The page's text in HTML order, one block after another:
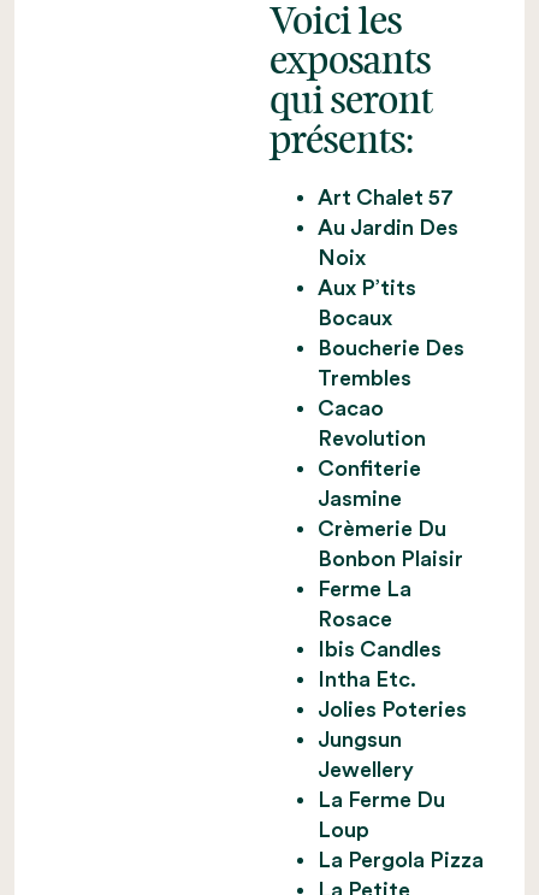
Voici les
exposants
qui seront
présents:
Art Chalet 57
Au Jardin Des
Noix
Aux P’tits
Bocaux
Boucherie Des
Trembles
Cacao
Revolution
Confiterie
Jasmine
Crèmerie Du
Bonbon Plaisir
Ferme La
Rosace
Ibis Candles
Intha Etc.
Jolies Poteries
Jungsun
Jewellery
La Ferme Du
Loup
La Pergola Pizza
La Petite